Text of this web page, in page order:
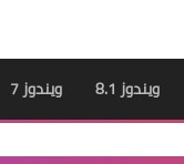
ويندوز 8.1 ويندوز 7